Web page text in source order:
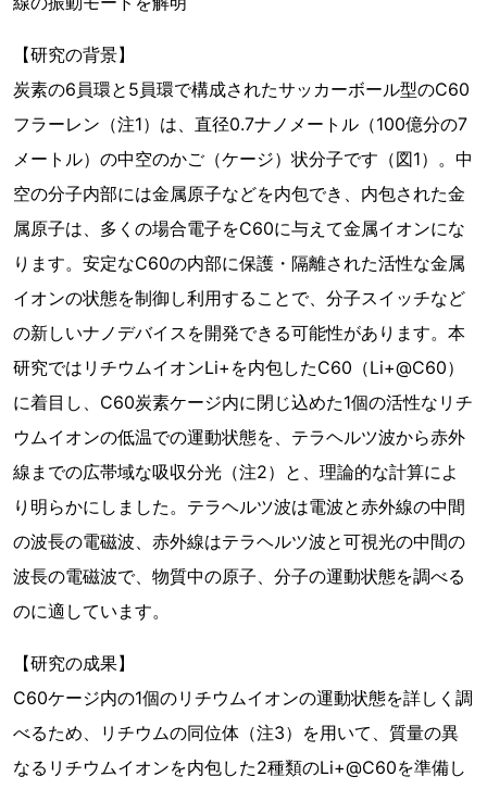
【研究の背景】
炭素の6員環と5員環で構成されたサッカーボール型のC60
フラーレン（注1）は、直径0.7ナノメートル（100億分の7
メートル）の中空のかご（ケージ）状分子です（図1）。中
空の分子内部には金属原子などを内包でき、内包された金
属原子は、多くの場合電子をC60に与えて金属イオンにな
ります。安定なC60の内部に保護・隔離された活性な金属
イオンの状態を制御し利用することで、分子スイッチなど
の新しいナノデバイスを開発できる可能性があります。本
研究ではリチウムイオンLi+を内包したC60（Li+@C60）
に着目し、C60炭素ケージ内に閉じ込めた1個の活性なリチ
ウムイオンの低温での運動状態を、テラヘルツ波から赤外
線までの広帯域な吸収分光（注2）と、理論的な計算によ
り明らかにしました。テラヘルツ波は電波と赤外線の中間
の波長の電磁波、赤外線はテラヘルツ波と可視光の中間の
波長の電磁波で、物質中の原子、分子の運動状態を調べる
のに適しています。
【研究の成果】
C60ケージ内の1個のリチウムイオンの運動状態を詳しく調
べるため、リチウムの同位体（注3）を用いて、質量の異
なるリチウムイオンを内包した2種類のLi+@C60を準備し